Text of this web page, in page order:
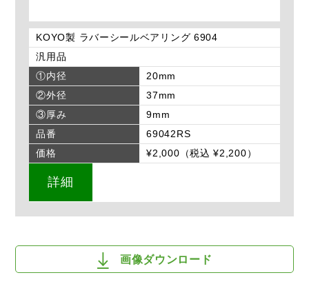
KOYO製 ラバーシールベアリング 6904
汎用品
①内径
20mm
②外径
37mm
③厚み
9mm
品番
69042RS
価格
¥2,000（税込 ¥2,200）
詳細
画像ダウンロード